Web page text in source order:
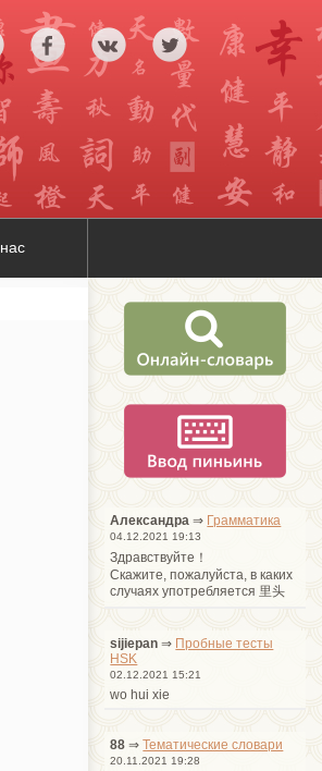
Александра ⇒ Грамматика
04.12.2021 19:13
Здравствуйте！
Cкажите, пожалуйста, в каких
случаях употребляется 里头
sijiepan ⇒ Пробные тесты
HSK
02.12.2021 15:21
wo hui xie
88 ⇒Тематические словари
20.11.2021 19:28